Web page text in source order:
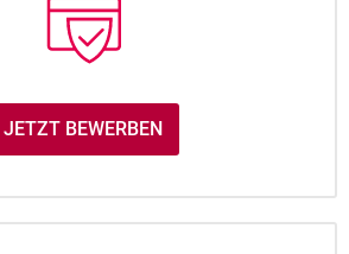
JETZT BEWERBEN